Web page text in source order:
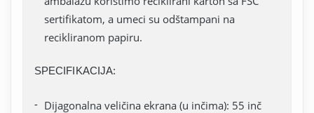
sertifikatom, a umeci su odštampani na
recikliranom papiru.
SPECIFIKACIJA:
Dijagonalna veličina ekrana (u inčima): 55 inč